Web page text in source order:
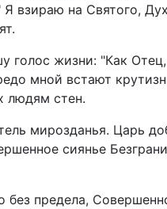
Я взираю на Святого,
голос жизни: "Как
мной встают
людям стен.
мирозданья. Царь
сиянье
без предела,